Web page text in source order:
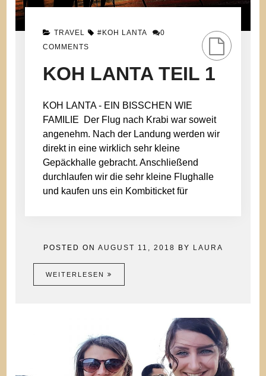
TRAVEL #KOH LANTA
0
COMMENTS
KOH LANTA TEIL 1
KOH LANTA - EIN BISSCHEN WIE
FAMILIE Der Flug nach Krabi war soweit
angenehm. Nach der Landung werden wir
direkt in eine wirklich sehr kleine
Gepäckhalle gebracht. Anschließend
durchlaufen wir die sehr kleine Flughalle
und kaufen uns ein Kombiticket für
POSTED ON AUGUST 11, 2018 BY LAURA
WEITERLESEN